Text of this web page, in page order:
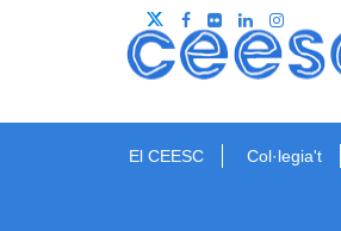
El CEESC Col·legia't